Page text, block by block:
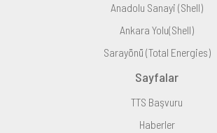
Anadolu Sanayi (Shell)
Ankara Yolu(Shell)
Sarayönü (Total Energies)
Sayfalar
TTS Başvuru
Haberler